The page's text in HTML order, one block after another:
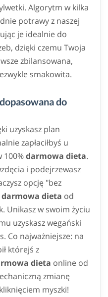
Algorytm w kilka
potrawy z naszej
je idealnie do
dzięki czemu Twoja
zbilansowana,
smakowita.
do
uzyskasz plan
zapłaciłbyś u
100%darmowa dieta.
i podejrzewasz
opcję "bez
darmowa dieta od
Unikasz w swoim życiu
uzyskasz wegański
Co najważniejsze: na
którejś z
dieta online od
zmianę
myszki!